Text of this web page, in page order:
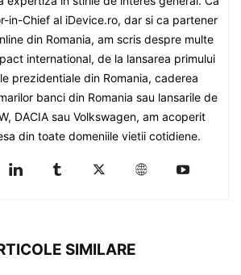
in-Chief al iDevice.ro, dar si ca partener
din Romania, am scris despre multe
international, de la lansarea primului
prezidentiale din Romania, caderea
banci din Romania sau lansarile de
DACIA sau Volkswagen, am acoperit
din toate domeniile vietii cotidiene.
SIMILARE